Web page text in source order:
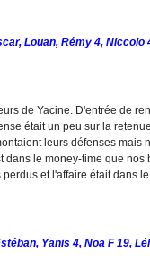
Louan, Rémy 4, Niccolo
de Yacine. D'entrée de
était un peu sur la
leurs défenses mais
le money-time que nos
et l'affaire était dans
Yanis 4, Noa F 19,